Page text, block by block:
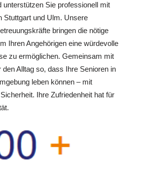
unterstützen Sie professionell mit
Stuttgart und Ulm. Unsere
bringen die nötige
Ihren Angehörigen eine würdevolle
zu ermöglichen. Gemeinsam mit
den Alltag so, dass Ihre Senioren in
leben können – mit
Ihre Zufriedenheit hat für